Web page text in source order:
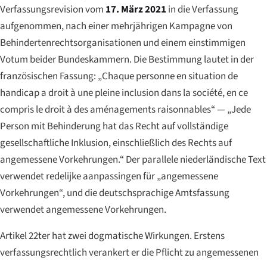
Verfassungsrevision vom 17. März 2021 in die Verfassung
aufgenommen, nach einer mehrjährigen Kampagne von
Behindertenrechtsorganisationen und einem einstimmigen
Votum beider Bundeskammern. Die Bestimmung lautet in der
französischen Fassung: „Chaque personne en situation de
handicap a droit à une pleine inclusion dans la société, en ce
compris le droit à des aménagements raisonnables“— „Jede
Person mit Behinderung hat das Recht auf vollständige
gesellschaftliche Inklusion, einschließlich des Rechts auf
angemessene Vorkehrungen.“ Der parallele niederländische Text
verwendetredelijke aanpassingenfür „angemessene
Vorkehrungen“, und die deutschsprachige Amtsfassung
verwendetangemessene Vorkehrungen.
Artikel 22ter hat zwei dogmatische Wirkungen. Erstens
verfassungsrechtlich verankert er die Pflicht zu angemessenen